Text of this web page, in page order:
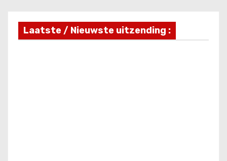
Laatste / Nieuwste uitzending :